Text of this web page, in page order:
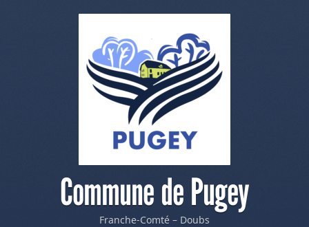
Commune de Pugey
Franche-Comté – Doubs